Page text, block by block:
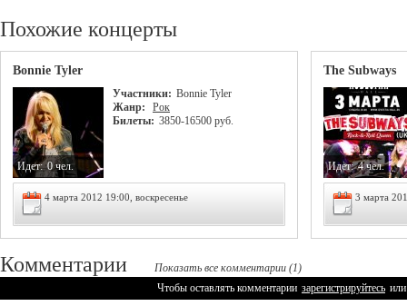
Похожие концерты
Bonnie Tyler
Участники: Bonnie Tyler
Жанр:
Рок
Билеты: 3850-16500 руб.
Идет: 0 чел.
4 марта 2012 19:00, воскресенье
The Subways
Идет: 4 чел.
3 марта
Комментарии
Показать все комментарии (1)
Чтобы оставлять комментарии зарегистрируйтесь или